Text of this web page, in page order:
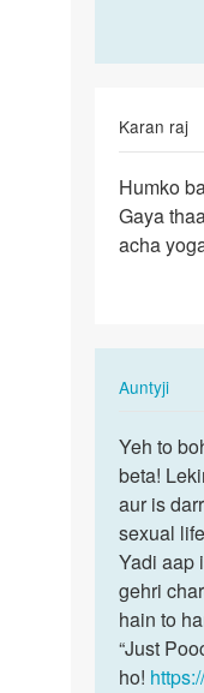
Karan raj
Humko
bachapan
harash
Humko
Gaya
acha
AuntyjiIn
to
by
raj
Yeh
to
bohot
hee
anany
hua…
Yeh to
beta!
aur is
sexual
Yadi aap
gehri
hain to
“Just
ho!